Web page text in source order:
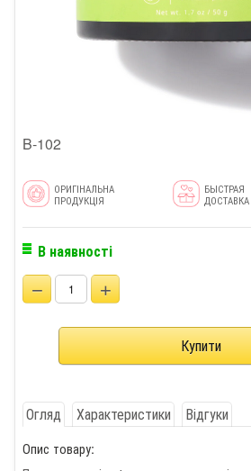
B-102
ОРИГІНАЛЬНА
ПРОДУКЦІЯ
БЫСТРАЯ
ДОСТАВКА
В наявності
− +
Огляд Характеристики Відгуки
Опис товару: